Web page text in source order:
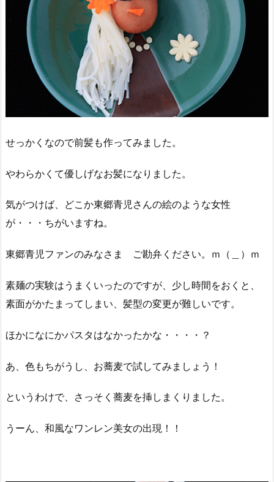
せっかくなので前髪も作ってみました。
やわらかくて優しげなお髪になりました。
気がつけば、どこか東郷青児さんの絵のような女性
が・・・ちがいますね。
東郷青児ファンのみなさま ご勘弁ください。ｍ（＿）ｍ
素麺の実験はうまくいったのですが、少し時間をおくと、
素面がかたまってしまい、髪型の変更が難しいです。
ほかになにかパスタはなかったかな・・・・？
あ、色もちがうし、お蕎麦で試してみましょう！
というわけで、さっそく蕎麦を挿しまくりました。
うーん、和風なワンレン美女の出現！！